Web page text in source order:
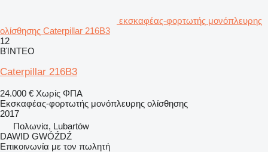
εκσκαφέας-φορτωτής μονόπλευρης
ολίσθησης Caterpillar 216B3
12
ΒΊΝΤΕΟ
Caterpillar 216B3
24.000 € Χωρίς ΦΠΑ
Εκσκαφέας-φορτωτής μονόπλευρης ολίσθησης
2017
Πολωνία, Lubartów
DAWID GWÓŹDŹ
Επικοινωνία με τον πωλητή